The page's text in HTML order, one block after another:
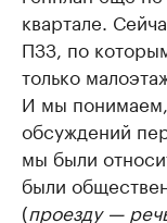
квартале.
ПЗЗ, по
только
И мы
обсуждений
мы были
были
(проезду —